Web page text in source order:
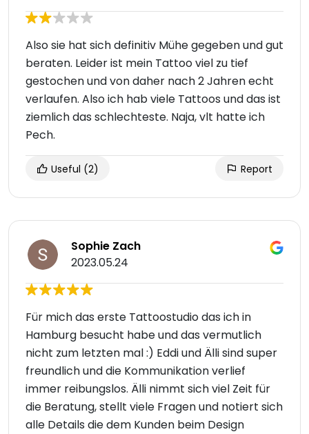
Also sie hat sich definitiv Mühe gegeben und gut
beraten. Leider ist mein Tattoo viel zu tief
gestochen und von daher nach 2 Jahren echt
verlaufen. Also ich hab viele Tattoos und das ist
ziemlich das schlechteste. Naja, vlt hatte ich
Pech.
Useful (2) Report
Sophie Zach
2023.05.24
Für mich das erste Tattoostudio das ich in
Hamburg besucht habe und das vermutlich
nicht zum letzten mal :) Eddi und Älli sind super
freundlich und die Kommunikation verlief
immer reibungslos. Älli nimmt sich viel Zeit für
die Beratung, stellt viele Fragen und notiert sich
alle Details die dem Kunden beim Design